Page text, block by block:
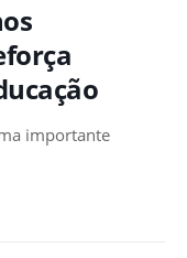
importante